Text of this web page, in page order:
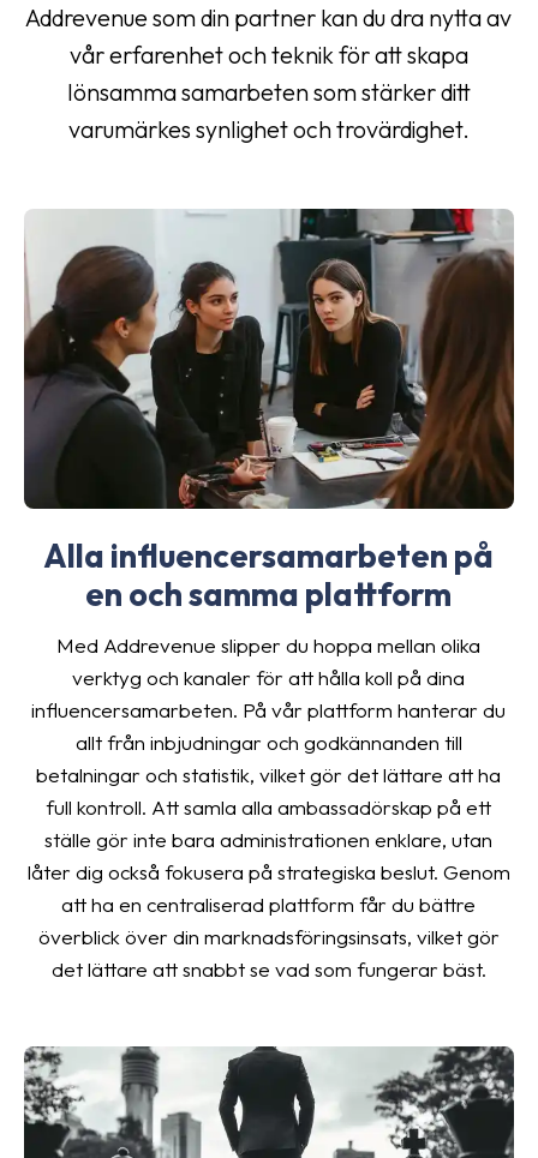
Addrevenue som din partner kan du dra nytta av
vår erfarenhet och teknik för att skapa
lönsamma samarbeten som stärker ditt
varumärkes synlighet och trovärdighet.
Alla influencersamarbeten på
en och samma plattform
Med Addrevenue slipper du hoppa mellan olika
verktyg och kanaler för att hålla koll på dina
influencersamarbeten. På vår plattform hanterar du
allt från inbjudningar och godkännanden till
betalningar och statistik, vilket gör det lättare att ha
full kontroll. Att samla alla ambassadörskap på ett
ställe gör inte bara administrationen enklare, utan
låter dig också fokusera på strategiska beslut. Genom
att ha en centraliserad plattform får du bättre
överblick över din marknadsföringsinsats, vilket gör
det lättare att snabbt se vad som fungerar bäst.